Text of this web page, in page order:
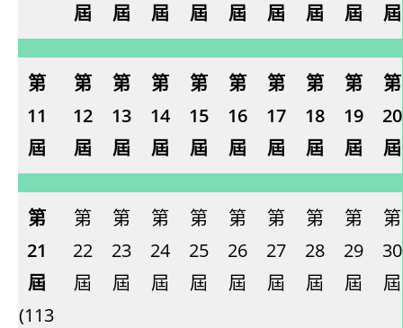
屆
屆
屆
屆
屆
屆
屆
屆
屆
第
11
屆
第
12
屆
第
13
屆
第
14
屆
第
15
屆
第
16
屆
第
17
屆
第
18
屆
第
19
屆
第
20
屆
第
21
屆
(113
第
22
屆
第
23
屆
第
24
屆
第
25
屆
第
26
屆
第
27
屆
第
28
屆
第
29
屆
第
30
屆